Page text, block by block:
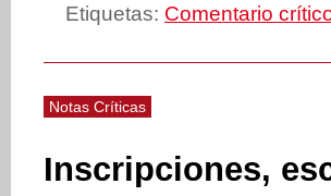
Etiquetas: Comentario
Notas Críticas
Inscripciones,